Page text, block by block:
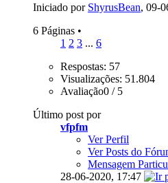
Iniciado por ShyrusBean, 09-
6 Páginas •
1 2 3 ... 6
Respostas: 57
Visualizações: 51.804
Avaliação0 / 5
Último post por
vfpfm
Ver Perfil
Ver Posts do
Mensagem
28-06-2020, 17:47